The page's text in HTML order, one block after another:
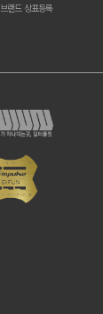
브랜드 상표등록